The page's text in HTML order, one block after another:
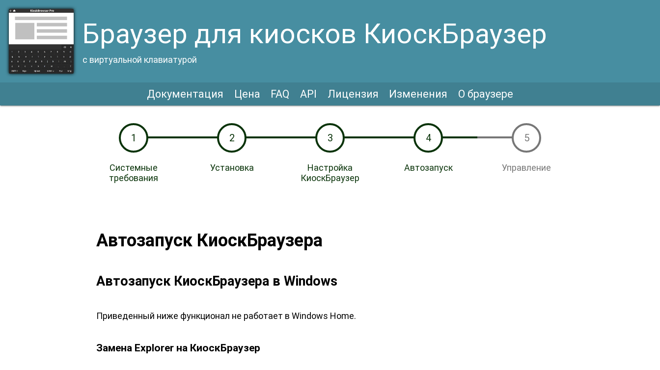
Браузер для киосков КиоскБраузер
с виртуальной клавиатурой
Документация Цена FAQ API Лицензия Изменения О браузере
1
Системные
требования
2
Установка
3
Настройка
КиоскБраузер
4
Автозапуск
5
Управление
Автозапуск КиоскБраузера
Автозапуск КиоскБраузера в Windows
Приведенный ниже функционал не работает в Windows Home.
Замена Explorer на КиоскБраузер